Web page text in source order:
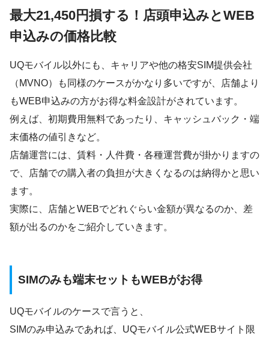
最大21,450円損する！店頭申込みとWEB
申込みの価格比較
UQモバイル以外にも、キャリアや他の格安SIM提供会社
（MVNO）も同様のケースがかなり多いですが、店舗より
もWEB申込みの方がお得な料金設計がされています。
例えば、初期費用無料であったり、キャッシュバック・端
末価格の値引きなど。
店舗運営には、賃料・人件費・各種運営費が掛かりますの
で、店舗での購入者の負担が大きくなるのは納得かと思い
ます。
実際に、店舗とWEBでどれぐらい金額が異なるのか、差
額が出るのかをご紹介していきます。
SIMのみも端末セットもWEBがお得
UQモバイルのケースで言うと、
SIMのみ申込みであれば、UQモバイル公式WEBサイト限